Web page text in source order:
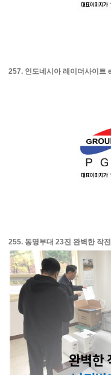
257. 인도네시아 레이더사이트
255. 동명부대 23진 완벽한 작